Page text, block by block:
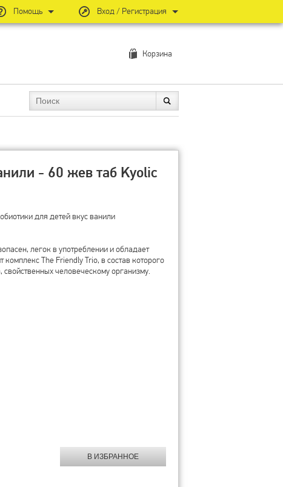
Корзина
- 60 жев таб Kyolic
для детей вкус ванили
легок в употреблении и обладает
The Friendly Trio, в состав которого
человеческому организму.
Вход / Регистрация
Помощь